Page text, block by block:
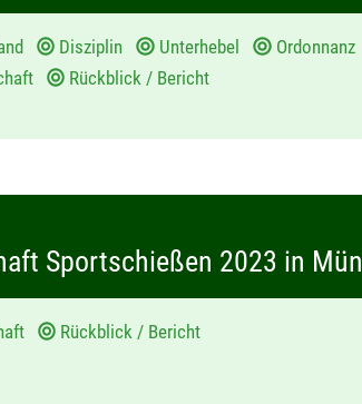
Disziplin Unterhebel
Ordonnanz
Rückblick / Bericht
Sportschießen 2023 in
Rückblick / Bericht